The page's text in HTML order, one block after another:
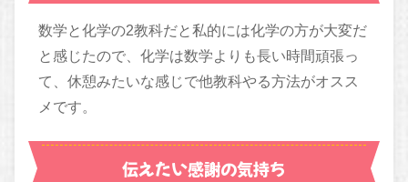
数学と化学の2教科だと私的には化学の方が大変だ
と感じたので、化学は数学よりも長い時間頑張っ
て、休憩みたいな感じで他教科やる方法がオスス
メです。
伝えたい感謝の気持ち